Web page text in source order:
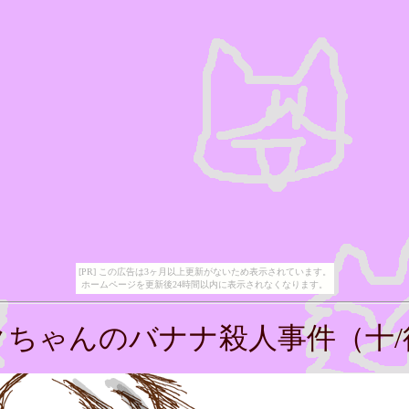
[PR] この広告は3ヶ月以上更新がないため表示されています。
ホームページを更新後24時間以内に表示されなくなります。
ちゃんのバナナ殺人事件（十/